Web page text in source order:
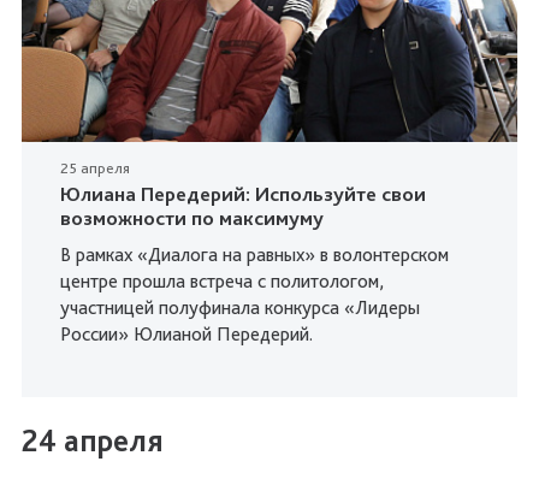
25 апреля
Юлиана Передерий: Используйте свои
возможности по максимуму
В рамках «Диалога на равных» в волонтерском
центре прошла встреча с политологом,
участницей полуфинала конкурса «Лидеры
России» Юлианой Передерий.
24 апреля